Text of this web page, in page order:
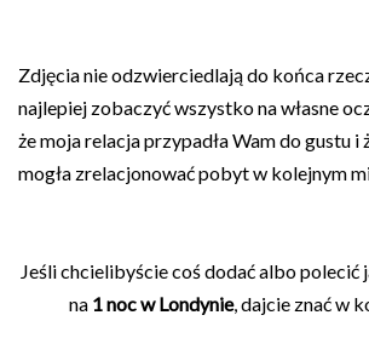
Zdjęcia nie odzwierciedlają do końca
najlepiej zobaczyć wszystko na własne
że moja relacja przypadła Wam do gustu i
mogła zrelacjonować pobyt w kolejnym
Jeśli chcielibyście coś dodać albo polecić
na 1 noc w Londynie, dajcie znać w